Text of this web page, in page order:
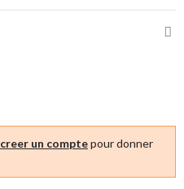
creer un comptepour donner